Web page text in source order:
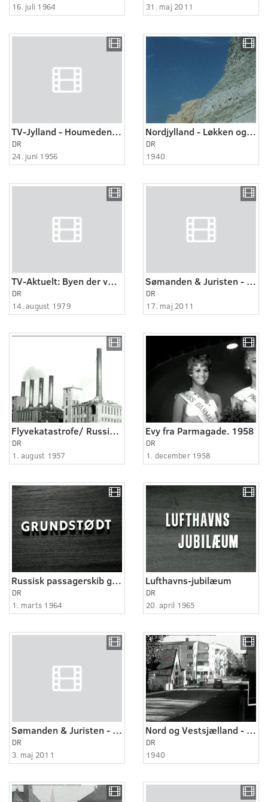
16. juli 1964
31. maj 2011
TV-Jylland - Houmeden i Randers
DR
24. juni 1956
Nordjylland - Løkken og omegn ca. 1940
DR
1940
TV-Aktuelt: Byen der vågnede
DR
14. august 1979
Sømanden & Juristen - historier fra et hospice (3:5)
DR
17. maj 2011
Flyvekatastrofe/ Russisk fly rammer H.C. Ørstedsværket
DR
1. august 1957
Evy fra Parmagade. 1958
DR
1. december 1958
Russisk passagerskib grundstødt
DR
1. marts 1964
Lufthavns-jubilæum
DR
20. april 1965
Sømanden & Juristen - historier fra et hospice (2:5)
DR
3. maj 2011
Nord og Vestsjælland - Birkerød og omegn 1940
DR
1940